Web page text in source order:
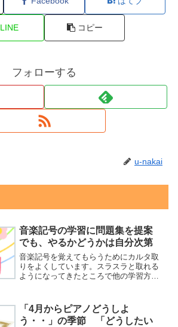
LINE コピー
フォローする
u-nakai
音楽記号の学習に問題集を提案
でも、やるかどうかは自分次第
音楽記号を覚えてもらうためにカルタ取
りをよくしています。スラスラと取れる
ようになってきたところで他の学習方法
えなくても、最低限ここまではと考えて
行っていることがあります。
「4月からピアノどうしよ
う・・」の季節 「どうしたい